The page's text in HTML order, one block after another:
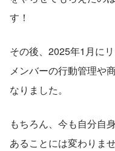
す！
その後、2025年1月に
メンバーの行動管理や
なりました。
もちろん、今も自分自
あることには変わりま